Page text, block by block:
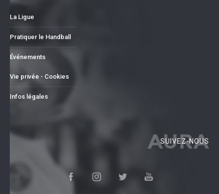
La Ligue
Pratiquer le Handball
Événements
Vie privée - Cookies
Infos légales
AURA
SUIVEZ-NOUS